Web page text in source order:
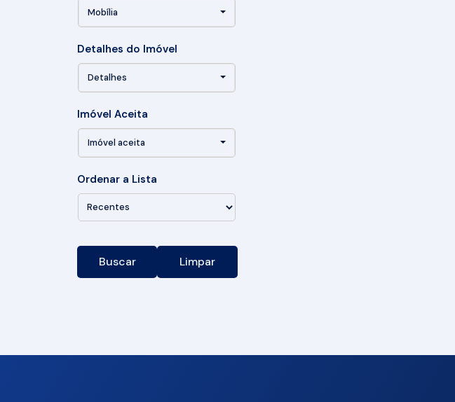
Mobília
Detalhes do Imóvel
Detalhes
Imóvel Aceita
Imóvel aceita
Ordenar a Lista
Buscar Limpar